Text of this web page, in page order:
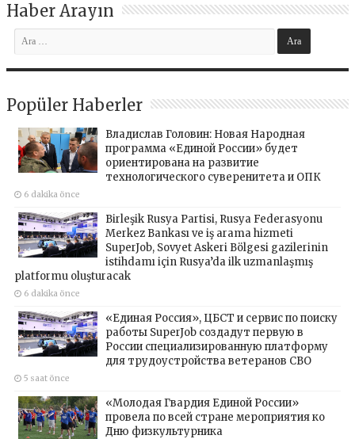
Haber Arayın
Popüler Haberler
Владислав Головин: Новая Народная
программа «Единой России» будет
ориентирована на развитие
технологического суверенитета и ОПК
6 dakika önce
Birleşik Rusya Partisi, Rusya Federasyonu
Merkez Bankası ve iş arama hizmeti
SuperJob, Sovyet Askeri Bölgesi gazilerinin
istihdamı için Rusya’da ilk uzmanlaşmış
platformu oluşturacak
6 dakika önce
«Единая Россия», ЦБСТ и сервис по поиску
работы SuperJob создадут первую в
России специализированную платформу
для трудоустройства ветеранов СВО
5 saat önce
«Молодая Гвардия Единой России»
провела по всей стране мероприятия ко
Дню физкультурника